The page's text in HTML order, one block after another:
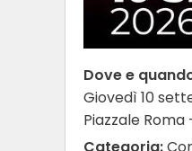
Dove e
Giovedì 10
Piazzale Roma